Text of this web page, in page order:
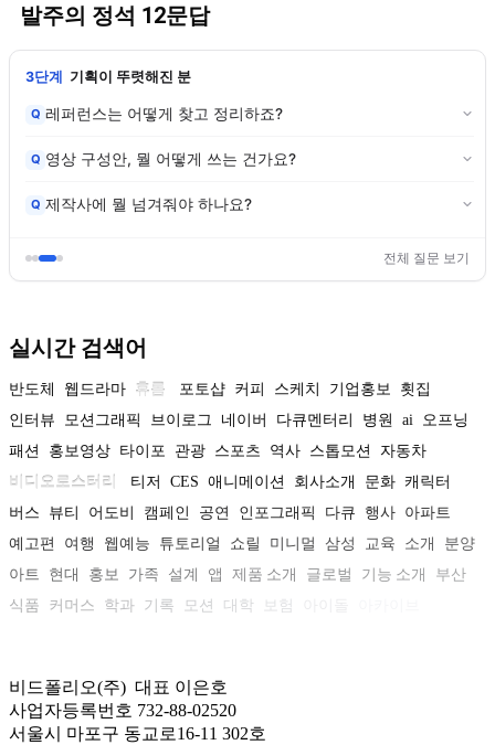
발주의 정석 12문답
3단계 기획이 뚜렷해진 분
Q 레퍼런스는 어떻게 찾고 정리하죠?
Q 영상 구성안, 뭘 어떻게 쓰는 건가요?
Q 제작사에 뭘 넘겨줘야 하나요?
전체 질문 보기
실시간 검색어
반도체 웹드라마 휴롬 포토샵 커피 스케치 기업홍보
횟집
인터뷰
모션그래픽 브이로그 네이버 다큐멘터리 병원 ai
오프닝
패션
홍보영상 타이포 관광 스포츠 역사 스톱모션
자동차
비디오로스터리
티저 CES 애니메이션 회사소개 문화 캐릭터
버스
뷰티 어도비 캠페인 공연 인포그래픽 다큐 행사 아파트
예고편
여행 웹예능 튜토리얼 쇼릴 미니멀 삼성 교육 소개
분양
아트
현대 홍보 가족 설계 앱 제품 소개 글로벌 기능 소개
부산
식품
커머스 학과 기록 모션 대학 보험
비드폴리오(주) 대표 이은호
사업자등록번호 732-88-02520
서울시 마포구 동교로16-11 302호